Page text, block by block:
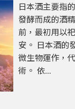
日本酒主要指
發酵而成的酒
前，最初用以
安。 日本酒的
微生物運作，
術。 依...